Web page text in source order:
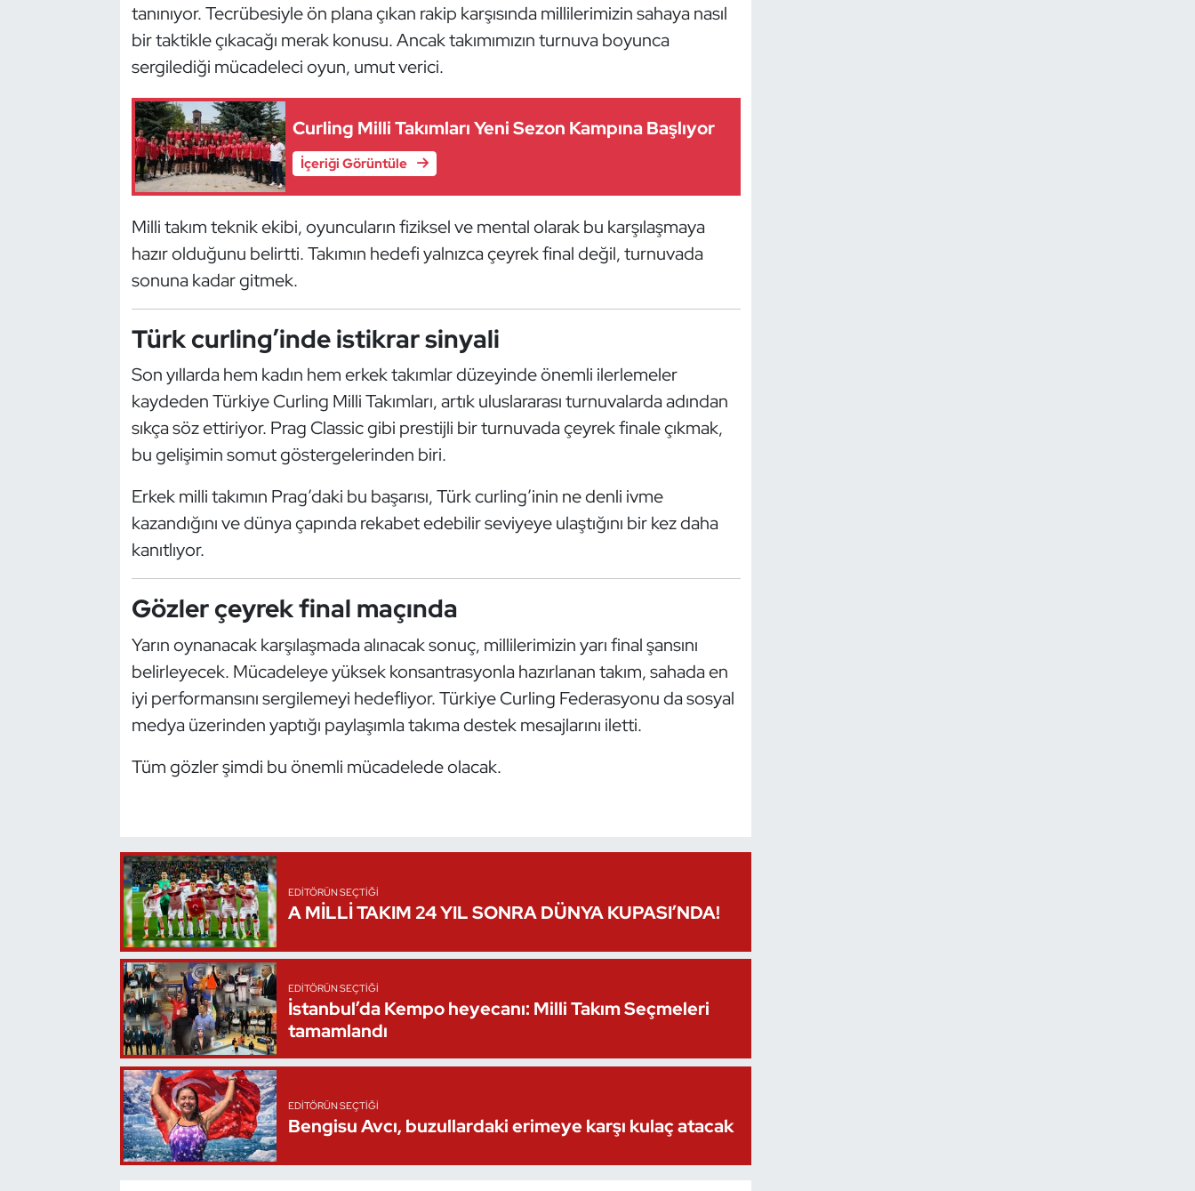
tanınıyor. Tecrübesiyle ön plana çıkan rakip karşısında millilerimizin sahaya nasıl
bir taktikle çıkacağı merak konusu. Ancak takımımızın turnuva boyunca
sergilediği mücadeleci oyun, umut verici.
Curling Milli Takımları Yeni Sezon Kampına Başlıyor
İçeriği Görüntüle
Milli takım teknik ekibi, oyuncuların fiziksel ve mental olarak bu karşılaşmaya
hazır olduğunu belirtti. Takımın hedefi yalnızca çeyrek final değil, turnuvada
sonuna kadar gitmek.
Türk curling’inde istikrar sinyali
Son yıllarda hem kadın hem erkek takımlar düzeyinde önemli ilerlemeler
kaydeden Türkiye Curling Milli Takımları, artık uluslararası turnuvalarda adından
sıkça söz ettiriyor. Prag Classic gibi prestijli bir turnuvada çeyrek finale çıkmak,
bu gelişimin somut göstergelerinden biri.
Erkek milli takımın Prag’daki bu başarısı, Türk curling’inin ne denli ivme
kazandığını ve dünya çapında rekabet edebilir seviyeye ulaştığını bir kez daha
kanıtlıyor.
Gözler çeyrek final maçında
Yarın oynanacak karşılaşmada alınacak sonuç, millilerimizin yarı final şansını
belirleyecek. Mücadeleye yüksek konsantrasyonla hazırlanan takım, sahada en
iyi performansını sergilemeyi hedefliyor. Türkiye Curling Federasyonu da sosyal
medya üzerinden yaptığı paylaşımla takıma destek mesajlarını iletti.
Tüm gözler şimdi bu önemli mücadelede olacak.
EDITÖRÜN SEÇTIĞI
A MİLLİ TAKIM 24 YIL SONRA DÜNYA KUPASI’NDA!
EDITÖRÜN SEÇTIĞI
İstanbul’da Kempo heyecanı: Milli Takım Seçmeleri
tamamlandı
EDITÖRÜN SEÇTIĞI
Bengisu Avcı, buzullardaki erimeye karşı kulaç atacak
Hava Sporları
İşitme Engelli Sporcular
Judo ve Kuraş
Kano ve Rafting
Modern Pentatlon
Motor Sporları
Sualtı Sporları
Tekvando